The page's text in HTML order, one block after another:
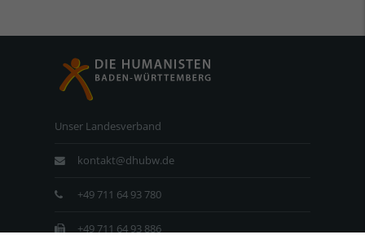
Unser Landesverband
kontakt@dhubw.de
+49 711 64 93 780
+49 711 64 93 886